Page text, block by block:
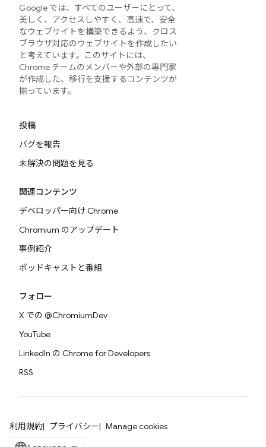
Google では、すべてのユーザーにとって、
美しく、アクセスしやすく、高速で、安全
なウェブサイトを構築できるよう、クロス
ブラウザ対応のウェブサイトを作成したい
と考えています。このサイトには、
Chrome チームのメンバーや外部の専門家
が作成した、移行を支援するコンテンツが
揃っています。
投稿
バグを報告
未解決の問題を見る
関連コンテンツ
デベロッパー向け Chrome
Chromium のアップデート
事例紹介
ポッドキャストと番組
フォロー
X での @ChromiumDev
YouTube
LinkedIn の Chrome for Developers
RSS
利用規約 プライバシー Manage cookies